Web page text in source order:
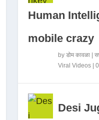
Human
mobile crazy
by डोम कावळा|
Viral Videos| 0
Desi